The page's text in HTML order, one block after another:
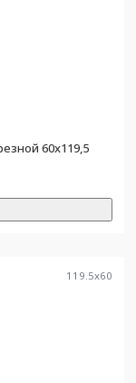
60х119,5
119.5x60